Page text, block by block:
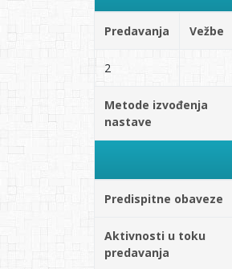
Predavanja Vežbe
2
Metode izvođenja
nastave
Predispitne obaveze
Aktivnosti u toku
predavanja